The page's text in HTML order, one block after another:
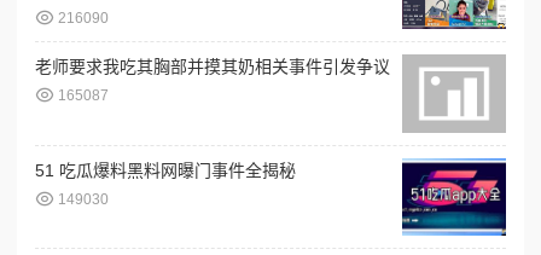
216090
老师要求我吃其胸部并摸其奶相关事件引发争议
165087
51 吃瓜爆料黑料网曝门事件全揭秘
149030